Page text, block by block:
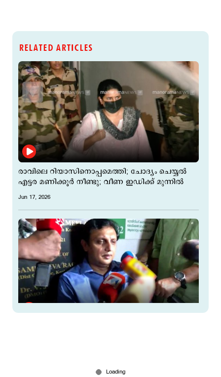
RELATED ARTICLES
രാവിലെ റിയാസിനൊപ്പമെത്തി; ചോദ്യം ചെയ്യൽ
എട്ടര മണിക്കൂർ നീണ്ടു; വീണ ഇഡിക്ക് മുന്നിൽ
Jun 17, 2026